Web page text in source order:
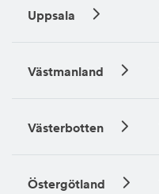
Uppsala
Västmanland
Västerbotten
Östergötland